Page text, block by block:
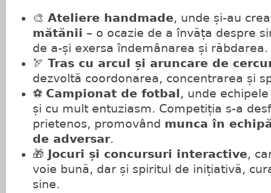
🎨 Ateliere handmade, unde și-au
mătănii – o ocazie de a învăța despre
de a-și exersa îndemânarea și răbdarea.
🏹 Tras cu arcul și aruncare de
dezvoltă coordonarea, concentrarea și
⚽ Campionat de fotbal , unde
și cu mult entuziasm. Competiția s-a
prietenos, promovând munca în
de adversar.
🎁
Jocuri și concursuri interactive,
voie bună, dar și spiritul de inițiativă,
sine.